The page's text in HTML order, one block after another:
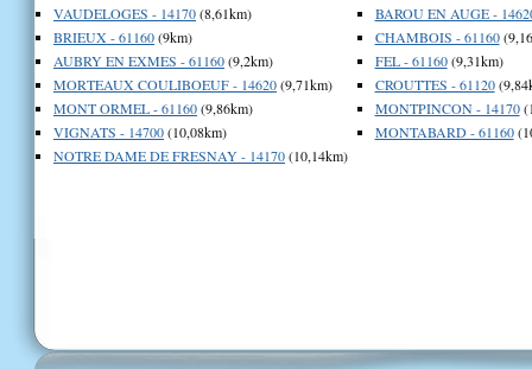
VAUDELOGES - 14170(8,61km)
BRIEUX - 61160(9km)
AUBRY EN EXMES - 61160(9,2km)
MORTEAUX COULIBOEUF - 14620(9,71km)
MONT ORMEL - 61160(9,86km)
VIGNATS - 14700(10,08km)
NOTRE DAME DE FRESNAY - 14170(10,14km)
BAROU EN AUGE -
CHAMBOIS - 61160
FEL - 61160(9,31km)
CROUTTES - 61120
MONTPINCON - 14170
MONTABARD - 61160